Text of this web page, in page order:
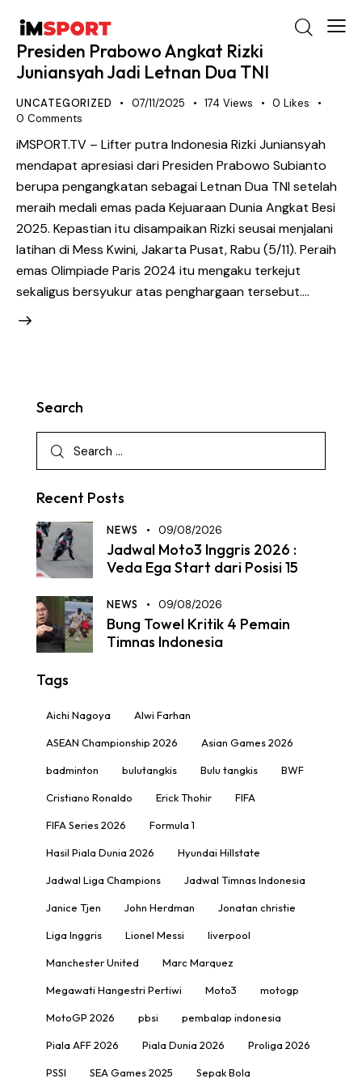
Presiden Prabowo Angkat Rizki
Juniansyah Jadi Letnan Dua TNI
UNCATEGORIZED 07/11/2025 174 Views 0 Likes
0 Comments
iMSPORT.TV – Lifter putra Indonesia Rizki Juniansyah
mendapat apresiasi dari Presiden Prabowo Subianto
berupa pengangkatan sebagai Letnan Dua TNI setelah
meraih medali emas pada Kejuaraan Dunia Angkat Besi
2025. Kepastian itu disampaikan Rizki seusai menjalani
latihan di Mess Kwini, Jakarta Pusat, Rabu (5/11). Peraih
emas Olimpiade Paris 2024 itu mengaku terkejut
sekaligus bersyukur atas penghargaan tersebut.…
Search
Recent Posts
NEWS 09/08/2026
Jadwal Moto3 Inggris 2026 :
Veda Ega Start dari Posisi 15
NEWS 09/08/2026
Bung Towel Kritik 4 Pemain
Timnas Indonesia
Tags
Aichi Nagoya Alwi Farhan
ASEAN Championship 2026 Asian Games 2026
badminton bulutangkis Bulu tangkis BWF
Cristiano Ronaldo Erick Thohir FIFA
FIFA Series 2026 Formula 1
Hasil Piala Dunia 2026 Hyundai Hillstate
Jadwal Liga Champions Jadwal Timnas Indonesia
Janice Tjen John Herdman Jonatan christie
Liga Inggris Lionel Messi liverpool
Manchester United Marc Marquez
Megawati Hangestri Pertiwi Moto3 motogp
MotoGP 2026 pbsi pembalap indonesia
Piala AFF 2026 Piala Dunia 2026 Proliga 2026
PSSI SEA Games 2025 Sepak Bola